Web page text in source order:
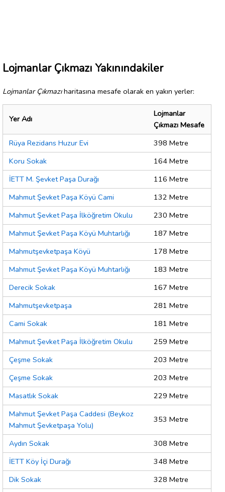
Lojmanlar Çıkmazı Yakınındakiler
Lojmanlar Çıkmazıharitasına mesafe olarak en yakın yerler:
Yer Adı
Lojmanlar
Çıkmazı Mesafe
Rüya Rezidans Huzur Evi
398 Metre
Koru Sokak
164 Metre
İETT M. Şevket Paşa Durağı
116 Metre
Mahmut Şevket Paşa Köyü Cami
132 Metre
Mahmut Şevket Paşa İlköğretim Okulu
230 Metre
Mahmut Şevket Paşa Köyü Muhtarlığı
187 Metre
Mahmutşevketpaşa Köyü
178 Metre
Mahmut Şevket Paşa Köyü Muhtarlığı
183 Metre
Derecik Sokak
167 Metre
Mahmutşevketpaşa
281 Metre
Cami Sokak
181 Metre
Mahmut Şevket Paşa İlköğretim Okulu
259 Metre
Çeşme Sokak
203 Metre
Çeşme Sokak
203 Metre
Masatlık Sokak
229 Metre
Mahmut Şevket Paşa Caddesi (Beykoz
Mahmut Şevketpaşa Yolu)
353 Metre
Aydın Sokak
308 Metre
İETT Köy İçi Durağı
348 Metre
Dik Sokak
328 Metre